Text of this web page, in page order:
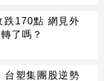
跌170點 網見外
了嗎？
台塑集團股逆勢